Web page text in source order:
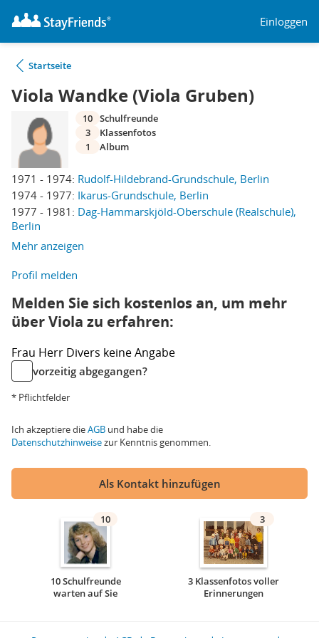
Einloggen
Startseite
Viola Wandke (Viola Gruben)
1971 - 1974: Rudolf-Hildebrand-Grundschule, Berlin
1974 - 1977: Ikarus-Grundschule, Berlin
1977 - 1981: Dag-Hammarskjöld-Oberschule (Realschule),
Berlin
Mehr anzeigen
10 Schulfreunde
3
Klassenfotos
1
Album
Profil melden
Melden Sie sich kostenlos an, um mehr
über Viola zu erfahren:
Frau Herr Divers keine Angabe
vorzeitig abgegangen?
* Pflichtfelder
Ich akzeptiere dieAGB und habe die
Datenschutzhinweisezur Kenntnis genommen.
Als Kontakt hinzufügen
10
10 Schulfreunde
warten auf Sie
3
3 Klassenfotos voller
Erinnerungen